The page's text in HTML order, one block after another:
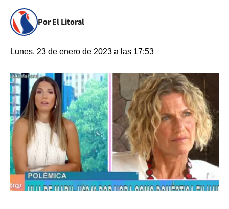
Por El Litoral
Lunes, 23 de enero de 2023 a las 17:53